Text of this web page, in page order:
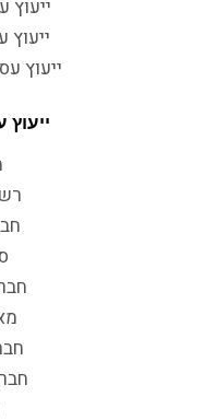
ייעוץ
ייעוץ